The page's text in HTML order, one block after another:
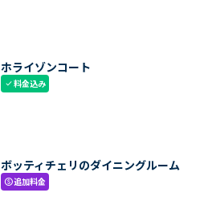
ホライゾンコート
check料金込み
ボッティチェリのダイニングルーム
paid追加料金